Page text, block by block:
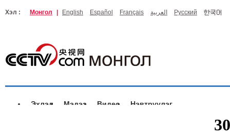
Хэл : Монгол English Español Français العربية Русский
Эхлэл Мэдээ Видео Нэвтрүүлэг